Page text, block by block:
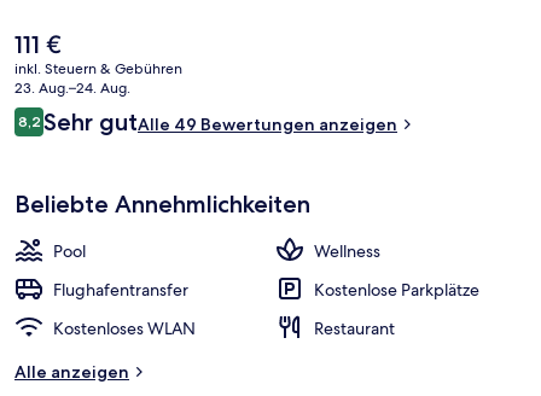
Der
aktuelle
Preis
beträgt
111 €.
111 €
inkl. Steuern & Gebühren
23. Aug.–24. Aug.
Bewertungen
8,28,2 von 10.
Sehr gutAlle 49 Bewertungen anzeigen
Beliebte Annehmlichkeiten
Pool
Wellness
Flughafentransfer
Kostenlose Parkplätze
Kostenloses WLAN
Restaurant
Alle anzeigen